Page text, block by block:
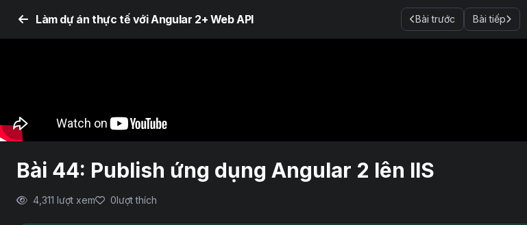
Làm dự án thực tế với Angular 2+ Web API Bài trước Bài tiếp
Bài 44: Publish ứng dụng Angular 2 lên IIS
4,311 lượt xem 0lượt thích